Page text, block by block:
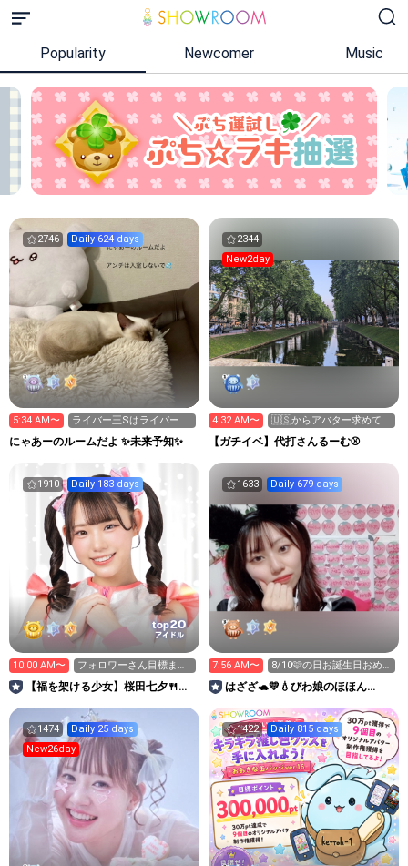
Popularity Newcomer Music
2746 Daily 624 days
5:34 AM〜
ライバー王Sはライバー枠
Ryo❤️に🙇‍♀️
にゃあーのルームだよ ✨️未来予知✨️
2344
New2day
4:32 AM〜
🇺🇸からアバター求めて🔥
求キラ星💦
【ガチイベ】代打さんるーむ⚾
1910 Daily 183 days
top20
アイドル
10:00 AM〜
フォロワーさん目標まで
あと25人‼️
【福を架ける少女】桜田七夕🍴牛
1633 Daily 679 days
7:56 AM〜
8/10🩷の日お誕生日おめ
でとう🎈🎂🥳🍾💕
はざざ🐢💛💧びわ娘のほほん
1474
Daily 25 days
New26day
1422 Daily 815 days